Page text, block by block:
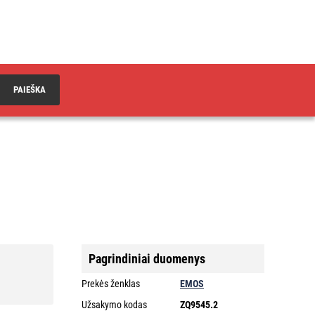
PAIEŠKA
Pagrindiniai duomenys
Prekės ženklas
EMOS
Užsakymo kodas
ZQ9545.2